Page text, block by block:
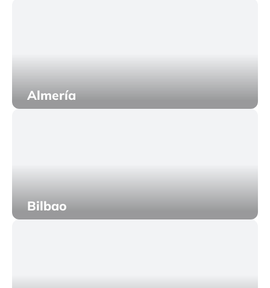
Almería
Bilbao